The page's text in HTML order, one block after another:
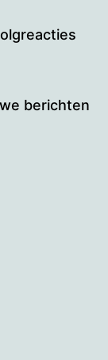
berichten